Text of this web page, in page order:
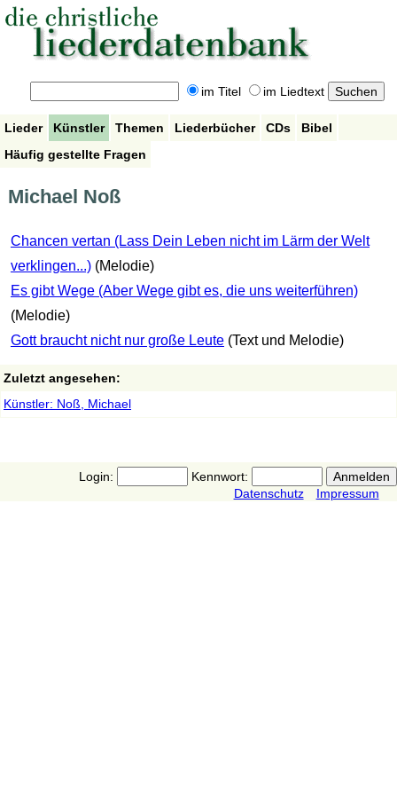
im Titel im Liedtext
Lieder Künstler Themen Liederbücher CDs
Bibel
Häufig gestellte Fragen
Michael Noß
Chancen vertan (Lass Dein Leben nicht im Lärm der Welt
verklingen...) (Melodie)
Es gibt Wege (Aber Wege gibt es, die uns weiterführen)
(Melodie)
Gott braucht nicht nur große Leute (Text und Melodie)
Zuletzt angesehen:
Künstler: Noß, Michael
Login:
Kennwort:
Datenschutz
Impressum